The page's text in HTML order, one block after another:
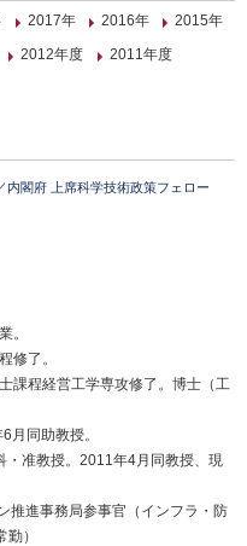
2017年 2016年
2015年
2012年度
2011年度
内閣府 上席科学技術政策フェロー
。
修了。
課程経営工学専攻修了。博士（工
月同助教授。
准教授。2011年4月同教授、現
推進事務局参事官（インフラ・防
）